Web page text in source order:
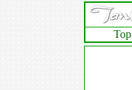
Top